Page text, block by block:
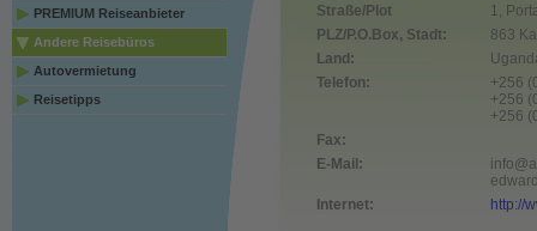
PREMIUM Reiseanbieter
Andere Reisebüros
Autovermietung
Reisetipps
Straße/Plot
1,
PLZ/P.O.Box, Stadt:
863
Land:
Telefon:
+256
+256
+256
Fax:
E-Mail:
Internet:
http://